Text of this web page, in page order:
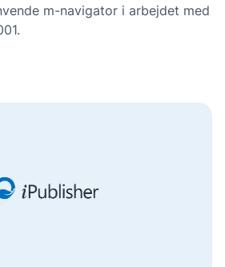
m-navigator i arbejdet med